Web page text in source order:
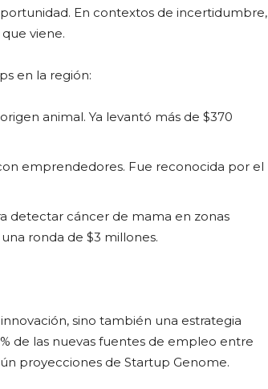
En contextos de incertidumbre,
viene.
en la región:
animal. Ya levantó más de $370
emprendedores. Fue reconocida por el
detectar cáncer de mama en zonas
ronda de $3 millones.
sino también una estrategia
de las nuevas fuentes de empleo entre
proyecciones de Startup Genome.